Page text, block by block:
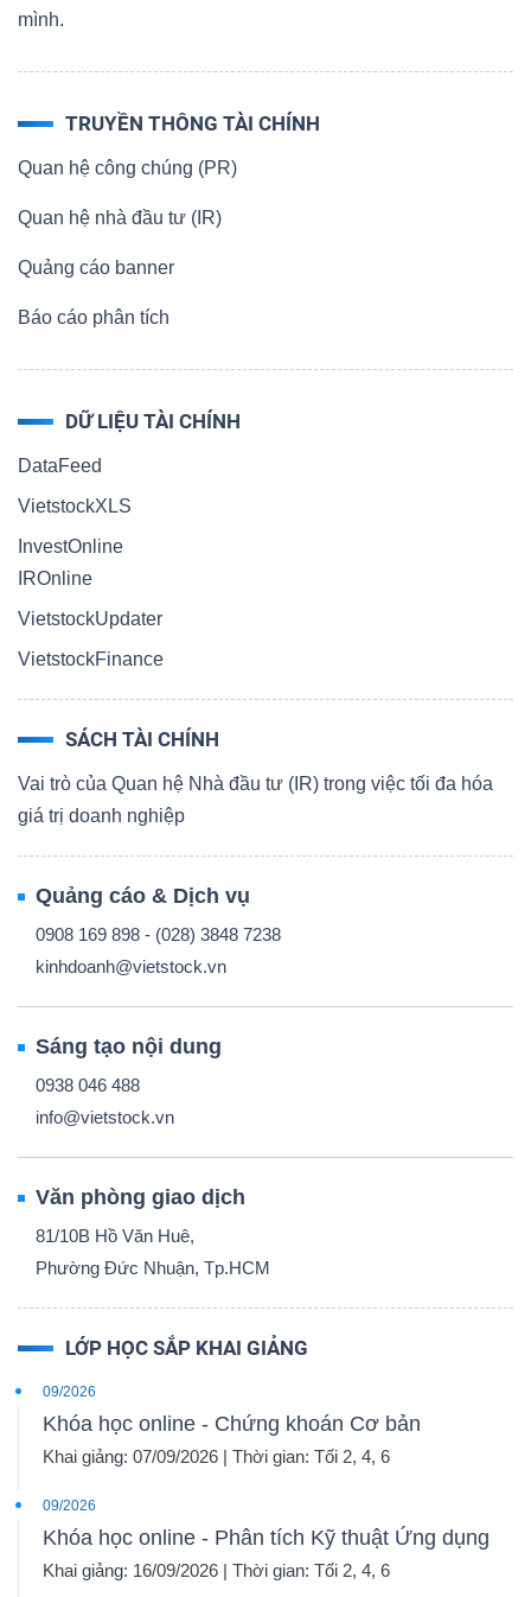
mình.
TRUYỀN THÔNG TÀI CHÍNH
Quan hệ công chúng (PR)
Quan hệ nhà đầu tư (IR)
Quảng cáo banner
Báo cáo phân tích
DỮ LIỆU TÀI CHÍNH
DataFeed
VietstockXLS
InvestOnline
IROnline
VietstockUpdater
VietstockFinance
SÁCH TÀI CHÍNH
Vai trò của Quan hệ Nhà đầu tư (IR) trong việc tối đa hóa
giá trị doanh nghiệp
Quảng cáo & Dịch vụ
0908 169 898 - (028) 3848 7238
kinhdoanh@vietstock.vn
Sáng tạo nội dung
0938 046 488
info@vietstock.vn
Văn phòng giao dịch
81/10B Hồ Văn Huê,
Phường Đức Nhuận, Tp.HCM
LỚP HỌC SẮP KHAI GIẢNG
09/2026
Khóa học online - Chứng khoán Cơ bản
Khai giảng: 07/09/2026 | Thời gian: Tối 2, 4, 6
09/2026
Khóa học online - Phân tích Kỹ thuật Ứng dụng
Khai giảng: 16/09/2026 | Thời gian: Tối 2, 4, 6